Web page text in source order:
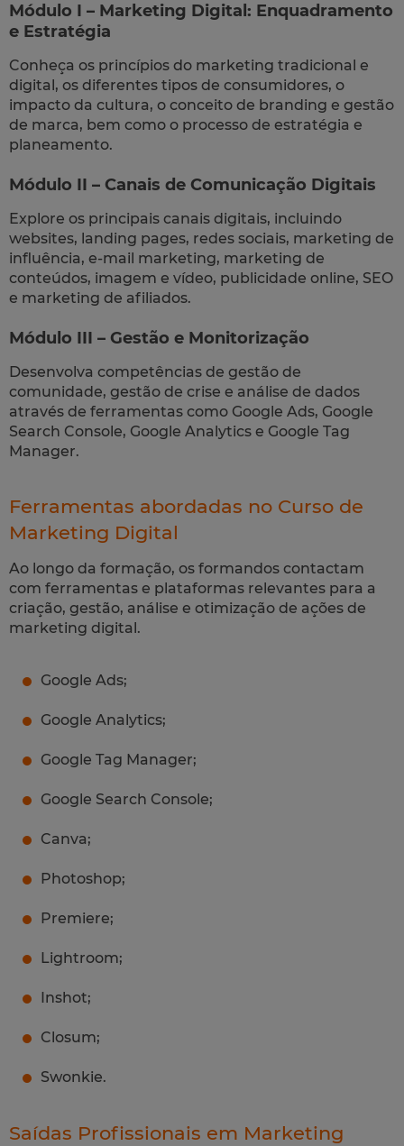
Módulo I – Marketing Digital: Enquadramento
e Estratégia
Conheça os princípios do marketing tradicional e
digital, os diferentes tipos de consumidores, o
impacto da cultura, o conceito de branding e gestão
de marca, bem como o processo de estratégia e
planeamento.
Módulo II – Canais de Comunicação Digitais
Explore os principais canais digitais, incluindo
websites, landing pages, redes sociais, marketing de
influência, e-mail marketing, marketing de
conteúdos, imagem e vídeo, publicidade online, SEO
e marketing de afiliados.
Módulo III – Gestão e Monitorização
Desenvolva competências de gestão de
comunidade, gestão de crise e análise de dados
através de ferramentas como Google Ads, Google
Search Console, Google Analytics e Google Tag
Manager.
Ferramentas abordadas no Curso de
Marketing Digital
Ao longo da formação, os formandos contactam
com ferramentas e plataformas relevantes para a
criação, gestão, análise e otimização de ações de
marketing digital.
Google Ads;
Google Analytics;
Google Tag Manager;
Google Search Console;
Canva;
Photoshop;
Premiere;
Lightroom;
Inshot;
Closum;
Swonkie.
Saídas Profissionais em Marketing